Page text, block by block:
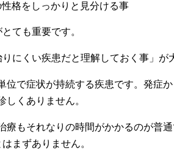
格をしっかりと見分ける事
ても重要です。
にくい疾患だと理解しておく事」が
位で症状が持続する疾患です。発症
しくありません。
療もそれなりの時間がかかるのが普
まずありません。